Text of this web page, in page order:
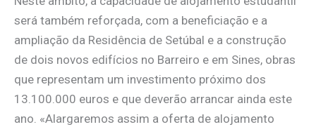
será também reforçada, com a beneficiação e a
ampliação da Residência de Setúbal e a construção
de dois novos edifícios no Barreiro e em Sines, obras
que representam um investimento próximo dos
13.100.000 euros e que deverão arrancar ainda este
ano. «Alargaremos assim a oferta de alojamento